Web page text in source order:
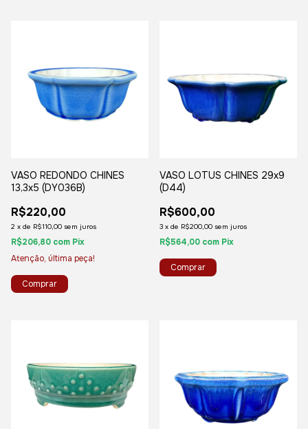
VASO REDONDO CHINES
13,3x5 (DY036B)
R$220,00
2 x de R$110,00 sem juros
R$206,80 com Pix
Atenção, última peça!
VASO LOTUS CHINES 29x9
(D44)
R$600,00
3 x de R$200,00 sem juros
R$564,00 com Pix